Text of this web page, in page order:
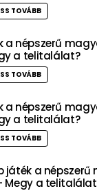
TOVÁBB
a népszerű
a telitalálat?
TOVÁBB
a népszerű
a telitalálat?
TOVÁBB
játék a népszerű
Megy a